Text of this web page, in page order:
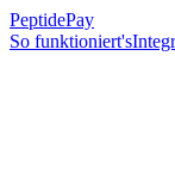
PeptidePay
So funktioniert's